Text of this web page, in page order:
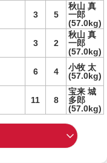
3 5
秋山 真
一郎
(57.0kg)
3 2
秋山 真
一郎
(57.0kg)
6 4
小牧 太
(57.0kg)
11 8
宝来 城
多郎
(57.0kg)